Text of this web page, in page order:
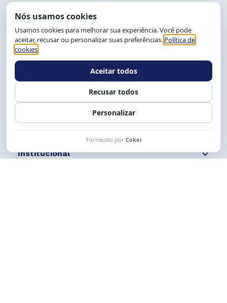
End.: R. da Graça, 150. Graça
CEP: 40.150-055
Salvador-BA, Brasil.
Tel.: (71) 2104-5457, Cel.: (71) 9 9239-2104 ou 2105
Expediente: 8h às 12h e 13 às 17h.
Siga nossas redes Fale conosco
Institucional